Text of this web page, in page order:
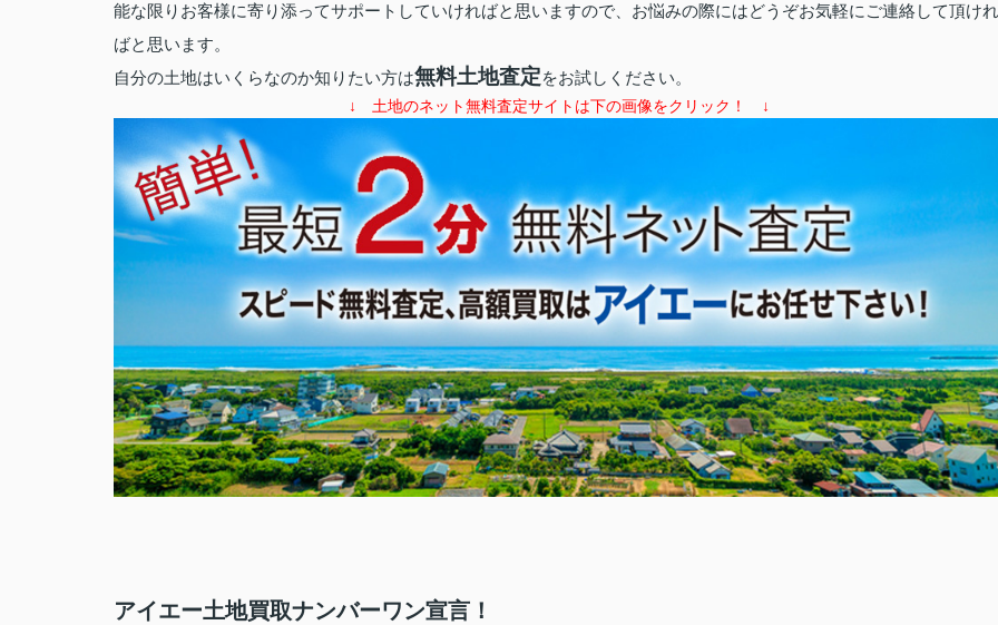
能な限りお客様に寄り添ってサポートしていければと思いますので、お悩みの際にはどうぞお気軽にご連絡して頂けれ
ばと思います。
自分の土地はいくらなのか知りたい方は無料土地査定をお試しください。
↓ 土地のネット無料査定サイトは下の画像をクリック！ ↓
アイエー土地買取ナンバーワン宣言！